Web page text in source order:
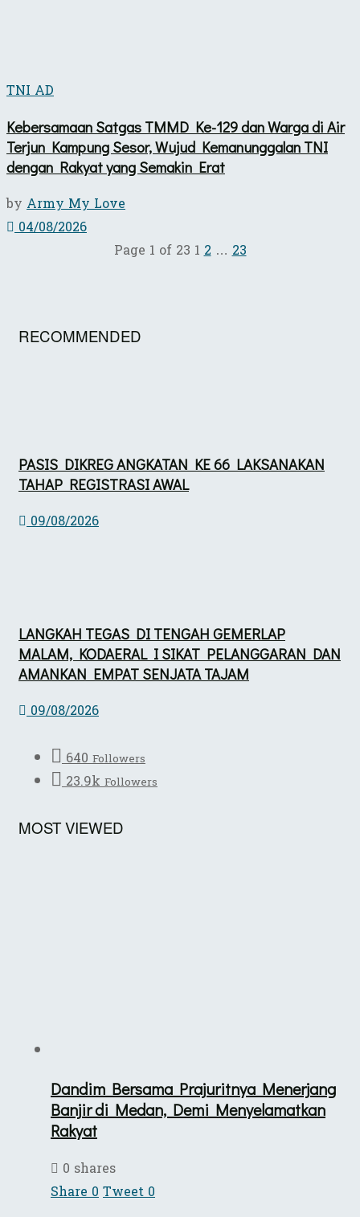
TNI AD
Kebersamaan Satgas TMMD Ke-129 dan Warga di Air
Terjun Kampung Sesor, Wujud Kemanunggalan TNI
dengan Rakyat yang Semakin Erat
by Army My Love
04/08/2026
Page 1 of 23 12 … 23
RECOMMENDED
PASIS DIKREG ANGKATAN KE 66 LAKSANAKAN
TAHAP REGISTRASI AWAL
09/08/2026
LANGKAH TEGAS DI TENGAH GEMERLAP
MALAM, KODAERAL I SIKAT PELANGGARAN DAN
AMANKAN EMPAT SENJATA TAJAM
09/08/2026
640 Followers
23.9k Followers
MOST VIEWED
Dandim Bersama Prajuritnya Menerjang
Banjir di Medan, Demi Menyelamatkan
Rakyat
0 shares
Share0Tweet0